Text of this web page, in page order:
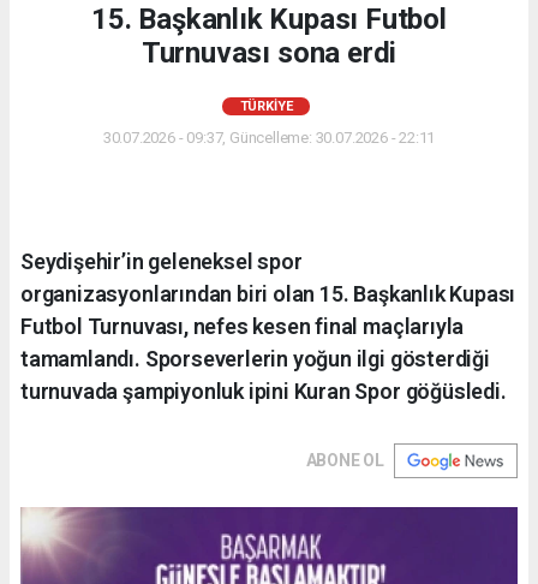
15. Başkanlık Kupası Futbol
Turnuvası sona erdi
TÜRKIYE
30.07.2026 - 09:37, Güncelleme: 30.07.2026 - 22:11
Seydişehir’in geleneksel spor
organizasyonlarından biri olan 15. Başkanlık Kupası
Futbol Turnuvası, nefes kesen final maçlarıyla
tamamlandı. Sporseverlerin yoğun ilgi gösterdiği
turnuvada şampiyonluk ipini Kuran Spor göğüsledi.
ABONE OL